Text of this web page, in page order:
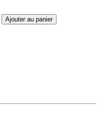
Ajouter au panier